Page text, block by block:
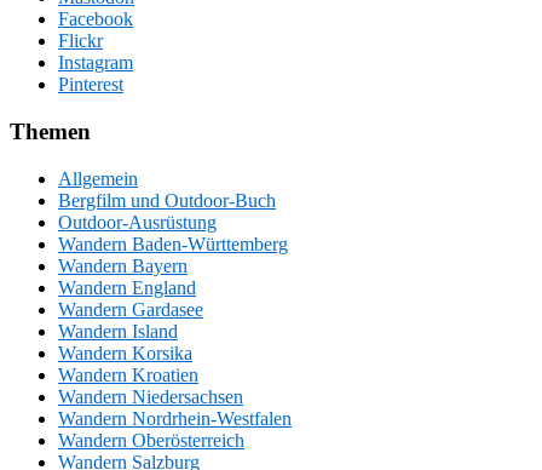
Facebook
Flickr
Instagram
Pinterest
Themen
Allgemein
Bergfilm und Outdoor-Buch
Outdoor-Ausrüstung
Wandern Baden-Württemberg
Wandern Bayern
Wandern England
Wandern Gardasee
Wandern Island
Wandern Korsika
Wandern Kroatien
Wandern Niedersachsen
Wandern Nordrhein-Westfalen
Wandern Oberösterreich
Wandern Salzburg